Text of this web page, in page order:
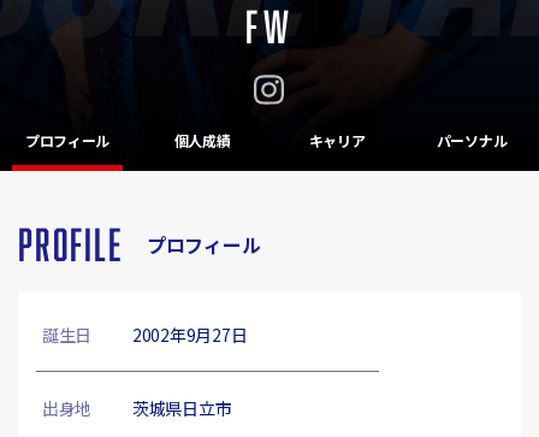
FW
プロフィール 個人成績 キャリア パーソナル
PROFILE プロフィール
誕生日 2002年9月27日
出身地 茨城県日立市